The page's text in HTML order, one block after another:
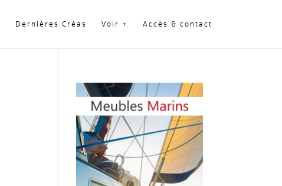
Dernières Créas Voir + Accès & contact